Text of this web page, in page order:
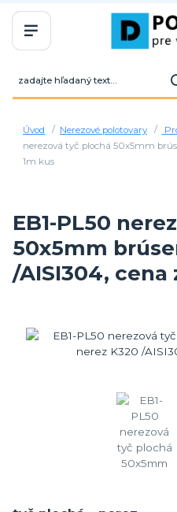
Úvod Nerezové polotovary
nerezová tyč plochá 50x5mm
1m kus
EB1-PL50
50x5mm
/AISI304, cena